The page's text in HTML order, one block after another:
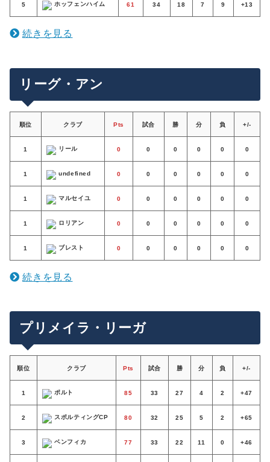
5 ホッフェンハイム 61 34 18 7 9 +13
続きを見る
リーグ・アン
順位 クラブ Pts 試合 勝 分 負 +/-
1 リール 0 0 0 0 0 0
1 undefined 0 0 0 0 0 0
1 マルセイユ 0 0 0 0 0 0
1 ロリアン 0 0 0 0 0 0
1 ブレスト 0 0 0 0 0 0
続きを見る
プリメイラ・リーガ
順位 クラブ Pts 試合 勝 分 負 +/-
1 ポルト 85 33 27 4 2 +47
2 スポルティングCP 80 32 25 5 2 +65
3 ベンフィカ 77 33 22 11 0 +46